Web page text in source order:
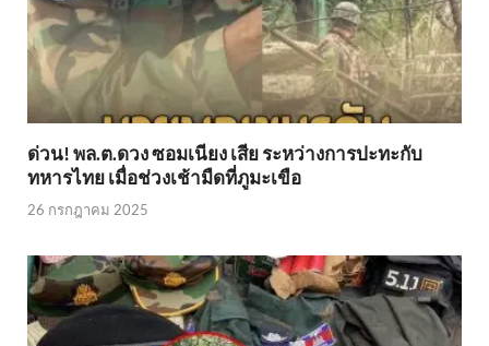
ด่วน! พล.ต.ดวง ซอมเนียง เสีย ระหว่างการปะทะกับ
ทหารไทย เมื่อช่วงเช้ามืดที่ภูมะเขือ
26 กรกฎาคม 2025